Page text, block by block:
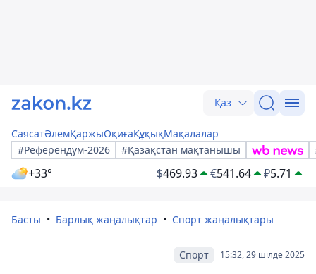
Қаз
СаясатӘлемҚаржыОқиғаҚұқықМақалалар
#Референдум-2026
#Қазақстан мақтанышы
+33° $469.93 €541.64 ₽5.71
Басты Барлық жаңалықтар Спорт жаңалықтары
15:32, 29 шілде 2025
Спорт